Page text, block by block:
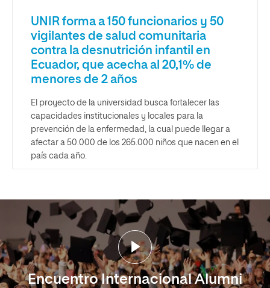
UNIR forma a 150 funcionarios y 50
vigilantes de salud comunitaria
contra la desnutrición infantil en
Ecuador, que acecha al 20,1% de
menores de 2 años
El proyecto de la universidad busca fortalecer las
capacidades institucionales y locales para la
prevención de la enfermedad, la cual puede llegar a
afectar a 50.000 de los 265.000 niños que nacen en el
país cada año.
Encuentro Internacional Alumni